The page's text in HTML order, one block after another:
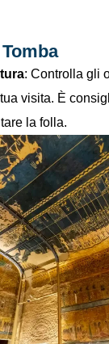
: Controlla gli
visita. È
la folla.